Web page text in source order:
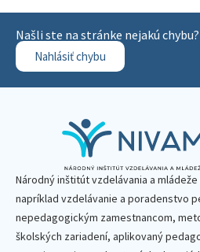
Našli ste na stránke nejakú
Nahlásiť chybu
Národný inštitút vzdelávania a
napríklad vzdelávanie a poradenstvo
nepedagogickým zamestnancom,
školských zariadení, aplikovaný